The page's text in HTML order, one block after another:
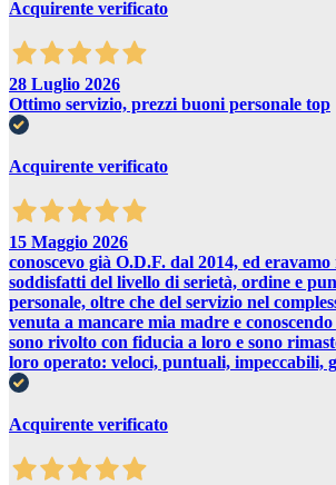
Acquirente verificato
28 Luglio 2026
Ottimo servizio, prezzi buoni personale top
Acquirente verificato
15 Maggio 2026
conoscevo già O.D.F. dal 2014, ed
soddisfatti del livello di serietà, ordine e
personale, oltre che del servizio nel
venuta a mancare mia madre e
sono rivolto con fiducia a loro e sono
loro operato: veloci, puntuali, impeccabili,
Acquirente verificato